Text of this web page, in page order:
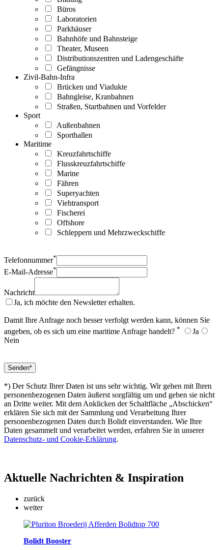
Büros
Laboratorien
Parkhäuser
Bahnhöfe und Bahnsteige
Theater, Museen
Distributionszentren und Ladengeschäfte
Gefängnisse
Zivil-Bahn-Infra
Brücken und Viadukte
Bahngleise, Kranbahnen
Straßen, Startbahnen und Vorfelder
Sport
Außenbahnen
Sporthallen
Maritime
Kreuzfahrtschiffe
Flusskreuzfahrtschiffe
Marine
Fähren
Superyachten
Viehtransport
Fischerei
Offshore
Schleppern und Mehrzweckschiffe
Telefonnummer*
E-Mail-Adresse*
Nachricht
Ja, ich möchte den Newsletter erhalten.
Damit Ihre Anfrage noch besser verfolgt werden kann, können Sie
angeben, ob es sich um eine maritime Anfrage handelt? *
Ja
Nein
*) Der Schutz Ihrer Daten ist uns sehr wichtig. Wir gehen mit Ihren
personenbezogenen Daten äußerst sorgfältig um und geben sie nicht
an Dritte weiter. Mit dem Anklicken der Schaltfläche „Abschicken“
erklären Sie sich mit der Sammlung und Verarbeitung Ihrer
personenbezogenen Daten durch Bolidt einverstanden. Wie Ihre
Daten gesammelt und verarbeitet werden, erfahren Sie in unserer
Datenschutz- und Cookie-Erklärung.
Aktuelle Nachrichten & Inspiration
zurück
weiter
Bolidt Booster